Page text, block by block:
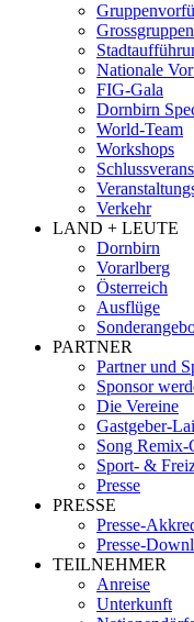
Nationale
FIG-Gala
Dornbirn
World-Team
Workshops
Verkehr
LAND + LEUTE
Dornbirn
Vorarlberg
Österreich
Ausflüge
PARTNER
Partner und
Sponsor
Die Vereine
Gastgeber-
Song Remix-
Sport- &
Presse
PRESSE
Presse-
Presse-
TEILNEHMER
Anreise
Unterkunft